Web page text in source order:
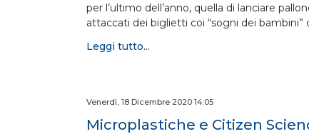
per l’ultimo dell’anno, quella di lanciare
attaccati dei biglietti coi “sogni dei bambini”
Leggi tutto...
Venerdì, 18 Dicembre 2020 14:05
Microplastiche e Citizen